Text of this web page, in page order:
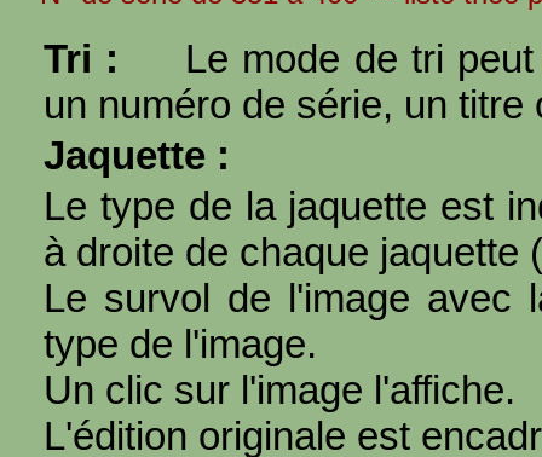
Tri :
Le mode de tri
un numéro de série, un titre
Jaquette :
Le type de la jaquette est
à droite de chaque jaquette (
Le survol de l'image avec
type de l'image.
Un clic sur l'image l'affiche.
L'édition originale est